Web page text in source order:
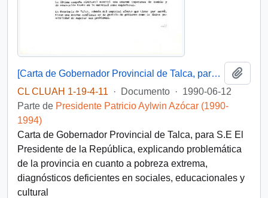
[Carta de Gobernador Provincial de Talca, para S.E El Presidente de la República, 12 junio 1990 ]
CL CLUAH 1-19-4-11
· Documento · 1990-06-12
Parte de Presidente Patricio Aylwin Azócar (1990-
1994)
Carta de Gobernador Provincial de Talca, para S.E El
Presidente de la República, explicando problemática
de la provincia en cuanto a pobreza extrema,
diagnósticos deficientes en sociales, educacionales y
cultural